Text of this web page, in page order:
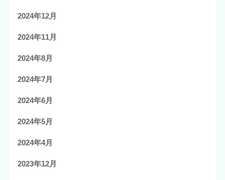
2024年12月
2024年11月
2024年8月
2024年7月
2024年6月
2024年5月
2024年4月
2023年12月